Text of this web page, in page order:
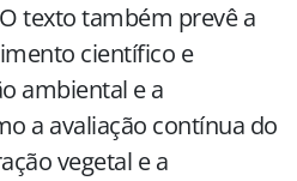
texto também prevê a
científico e
ambiental e a
a avaliação contínua do
vegetal e a